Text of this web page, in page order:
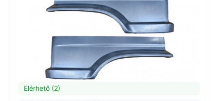
Elérhető (2)